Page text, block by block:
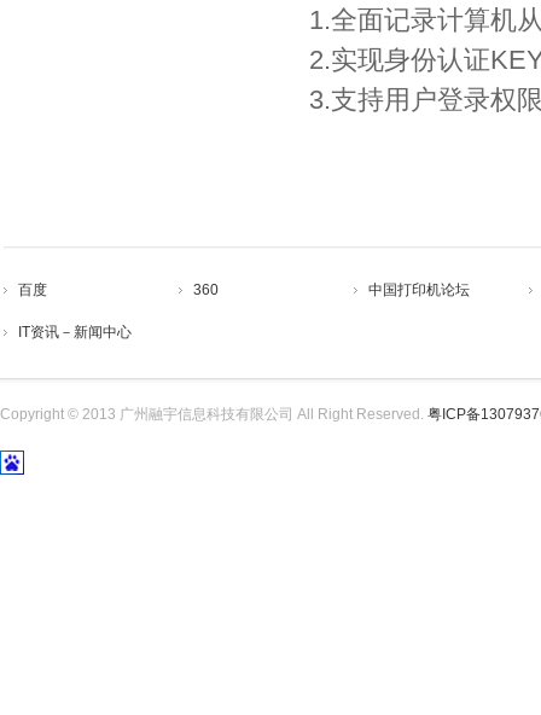
1.全面记录计算机
2.实现身份认证
3.支持用户登录权
百度 360 中国打印机论坛
IT资讯－新闻中心
Copyright © 2013 广州融宇信息科技有限公司 All Right Reserved. 粤ICP备